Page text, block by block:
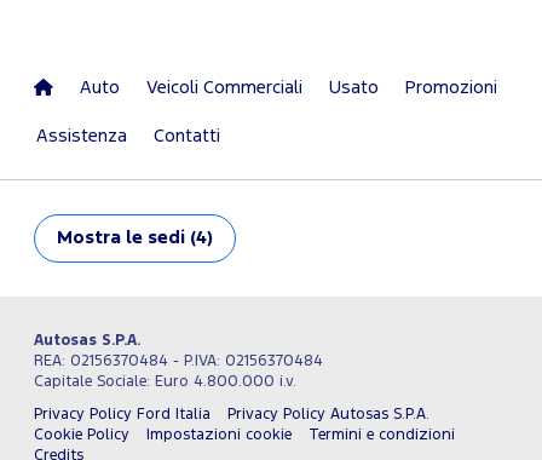
Auto Veicoli Commerciali Usato Promozioni
Assistenza Contatti
Mostra le sedi (4)
Autosas S.P.A.
REA: 02156370484 - P.IVA: 02156370484
Capitale Sociale: Euro 4.800.000 i.v.
Privacy Policy Ford Italia
Privacy Policy Autosas S.P.A.
Cookie Policy
Impostazioni cookie
Termini e condizioni
Credits